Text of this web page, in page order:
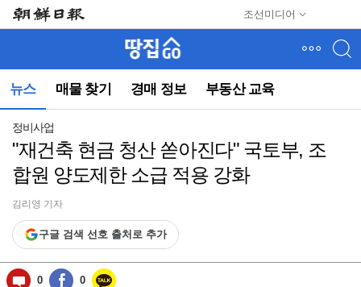
조선미디어
뉴
(컨
동)
뉴스 매물 찾기 경매 정보 부동산 교육
정비사업
"재건축 현금 청산 쏟아진다" 국토부, 조
합원 양도제한 소급 적용 강화
김리영 기자
구글 검색 선호 출처로 추가
0 0